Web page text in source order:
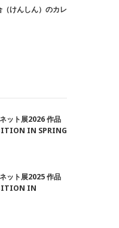
けんしん）のカレ
ット展2026 作品
IN SPRING
ット展2025 作品
IN